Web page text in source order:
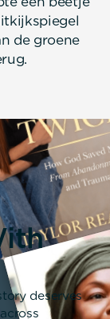
de groene
deserves